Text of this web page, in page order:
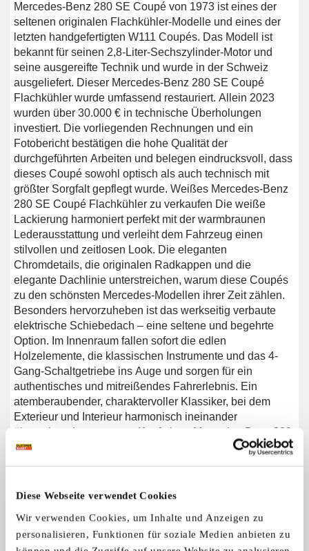
Diese Webseite verwendet Cookies
Wir verwenden Cookies, um Inhalte und Anzeigen zu
personalisieren, Funktionen für soziale Medien anbieten zu
Mercedes-Benz 280 SE Coupé von 1973 ist eines der
seltenen originalen Flachkühler-Modelle und eines der
letzten handgefertigten W111 Coupés. Das Modell ist
bekannt für seinen 2,8-Liter-Sechszylinder-Motor und
seine ausgereifte Technik und wurde in der Schweiz
ausgeliefert. Dieser Mercedes-Benz 280 SE Coupé
Flachkühler wurde umfassend restauriert. Allein 2023
wurden über 30.000 € in technische Überholungen
investiert. Die vorliegenden Rechnungen und ein
Fotobericht bestätigen die hohe Qualität der
durchgeführten Arbeiten und belegen eindrucksvoll, dass
dieses Coupé sowohl optisch als auch technisch mit
größter Sorgfalt gepflegt wurde. Weißes Mercedes-Benz
280 SE Coupé Flachkühler zu verkaufen Die weiße
Lackierung harmoniert perfekt mit der warmbraunen
Lederausstattung und verleiht dem Fahrzeug einen
stilvollen und zeitlosen Look. Die eleganten
Chromdetails, die originalen Radkappen und die
elegante Dachlinie unterstreichen, warum diese Coupés
zu den schönsten Mercedes-Modellen ihrer Zeit zählen.
Besonders hervorzuheben ist das werkseitig verbaute
elektrische Schiebedach – eine seltene und begehrte
Option. Im Innenraum fallen sofort die edlen
Holzelemente, die klassischen Instrumente und das 4-
Gang-Schaltgetriebe ins Auge und sorgen für ein
authentisches und mitreißendes Fahrerlebnis. Ein
atemberaubender, charaktervoller Klassiker, bei dem
Exterieur und Interieur harmonisch ineinander
übergehen. Interesse am Kauf eines Mercedes-Benz 280
SE Coupés? Suchen Sie ein Mercedes-Benz 280 SE
rufen Sie uns direkt unter +31 416 751 393 an. Unser
Ihnen auf Wunsch ein individuelles Shopping-Video. Wir
bieten Unterstützung beim Transport. Wir liefern Ihnen Ihr